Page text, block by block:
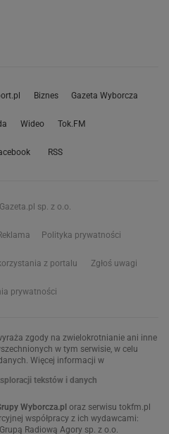
Biznes Gazeta Wyborcza
Wideo Tok.FM
RSS
sp. z o.o.
Polityka prywatności
z portalu Zgłoś uwagi
prywatności
zgody na zwielokrotnianie ani inne
w tym serwisie, w celu
Więcej informacji w
tekstów i danych
Wyborcza.pl oraz serwisu tokfm.pl
współpracy z ich wydawcami:
Radiową Agory sp. z o.o.